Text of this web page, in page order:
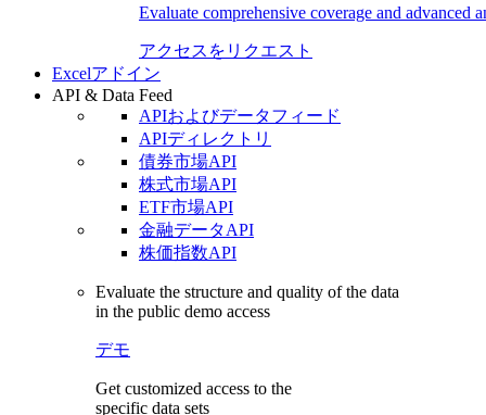
Evaluate comprehensive coverage and advanced
アクセスをリクエスト
Excelアドイン
API & Data Feed
APIおよびデータフィード
APIディレクトリ
債券市場API
株式市場API
ETF市場API
金融データAPI
株価指数API
Evaluate the structure and quality of the data
in the public demo access
デモ
Get customized access to the
specific data sets